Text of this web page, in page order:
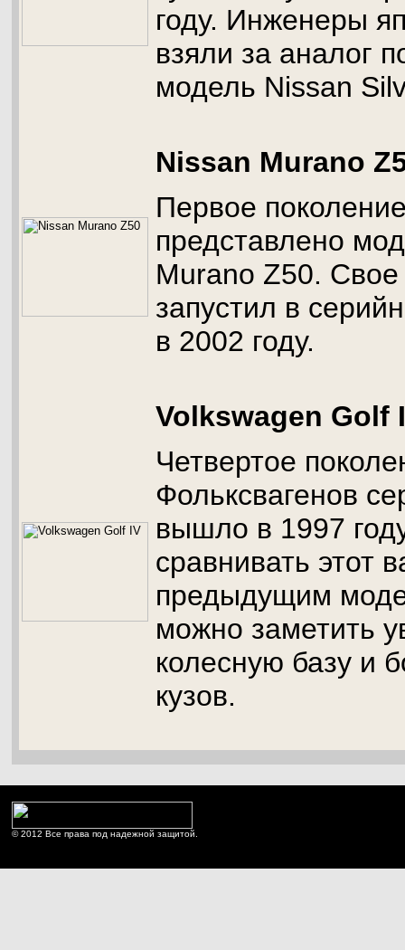
году. Инженеры
взяли за аналог
модель Nissan
Nissan Murano
Первое
представлено
Murano Z50.
запустил в
в 2002 году.
Volkswagen Golf
Четвертое
Фольксвагенов
вышло в 1997
сравнивать этот
предыдущим
можно заметить
колесную базу и
кузов.
© 2012 Все права под надежной защитой.